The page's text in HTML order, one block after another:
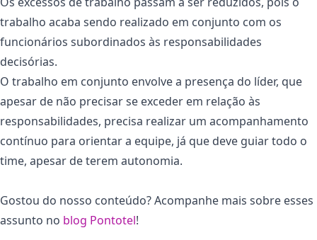
trabalho acaba sendo realizado em conjunto com os
funcionários subordinados às responsabilidades
decisórias.
O trabalho em conjunto envolve a presença do líder, que
apesar de não precisar se exceder em relação às
responsabilidades, precisa realizar um acompanhamento
contínuo para orientar a equipe, já que deve guiar todo o
time, apesar de terem autonomia.
Gostou do nosso conteúdo? Acompanhe mais sobre esses
assunto no blog Pontotel!